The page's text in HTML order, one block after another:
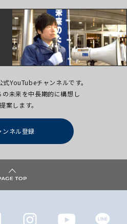
YouTubeチャンネルです。
未来を中長期的に構想し
案します。
ンネル登録